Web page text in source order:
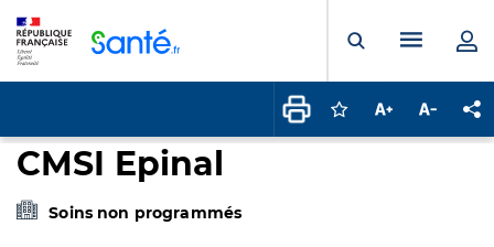
Ouvrir laMenu
Connectez-vous
Augmenter la
CMSI Epinal
Soins non programmés